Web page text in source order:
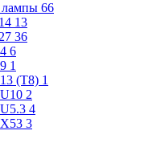
лампы 66
13
36
6
1
(Т8) 1
2
4
3